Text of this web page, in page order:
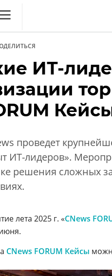
ИТ-
проведет
ИТ-лидеров».
решения сложных
лета 2025 г. «CNews
CNews FORUM Кейсы